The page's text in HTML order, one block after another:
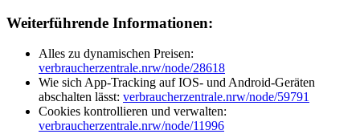
Weiterführende Informationen:
Alles zu dynamischen Preisen:
verbraucherzentrale.nrw/node/28618
Wie sich App-Tracking auf IOS- und Android-Geräten
abschalten lässt: verbraucherzentrale.nrw/node/59791
Cookies kontrollieren und verwalten:
verbraucherzentrale.nrw/node/11996